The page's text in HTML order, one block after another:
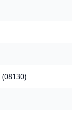
(08130)